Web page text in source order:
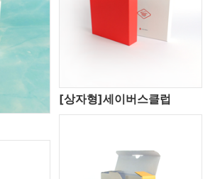
[상자형]세이버스클럽